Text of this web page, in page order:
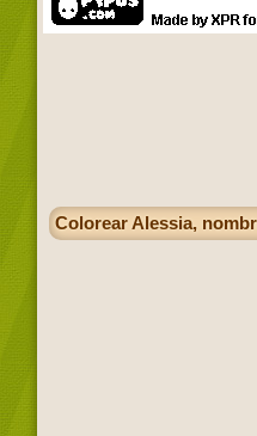
Colorear Alessia,